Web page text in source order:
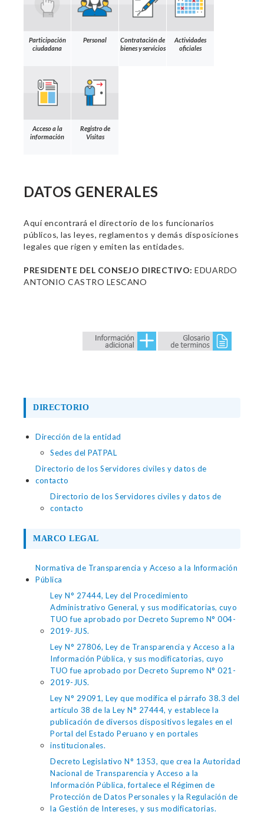
Participación
ciudadana
Personal
Contratación de
bienes y servicios
Actividades
oficiales
Acceso a la
información
Registro de
Visitas
DATOS GENERALES
Aquí encontrará el directorio de los funcionarios
públicos, las leyes, reglamentos y demás disposiciones
legales que rigen y emiten las entidades.
PRESIDENTE DEL CONSEJO DIRECTIVO: EDUARDO
ANTONIO CASTRO LESCANO
DIRECTORIO
Dirección de la entidad
Sedes del PATPAL
Directorio de los Servidores civiles y datos de
contacto
Directorio de los Servidores civiles y datos de
contacto
MARCO LEGAL
Normativa de Transparencia y Acceso a la Información
Pública
Ley N° 27444, Ley del Procedimiento
Administrativo General, y sus modificatorias, cuyo
TUO fue aprobado por Decreto Supremo N° 004-
2019-JUS.
Ley N° 27806, Ley de Transparencia y Acceso a la
Información Pública, y sus modificatorias, cuyo
TUO fue aprobado por Decreto Supremo N° 021-
2019-JUS.
Ley N° 29091, Ley que modifica el párrafo 38.3 del
artículo 38 de la Ley N° 27444, y establece la
publicación de diversos dispositivos legales en el
Portal del Estado Peruano y en portales
institucionales.
Decreto Legislativo N° 1353, que crea la Autoridad
Nacional de Transparencia y Acceso a la
Información Pública, fortalece el Régimen de
Protección de Datos Personales y la Regulación de
la Gestión de Intereses, y sus modificatorias.